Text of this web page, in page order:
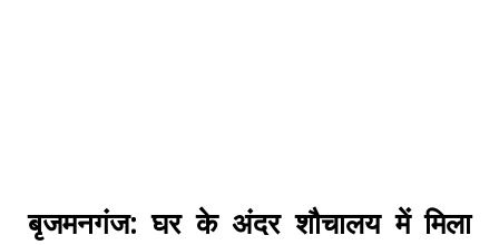
बृजमनगंज: घर के अंदर शौचालय में मिला